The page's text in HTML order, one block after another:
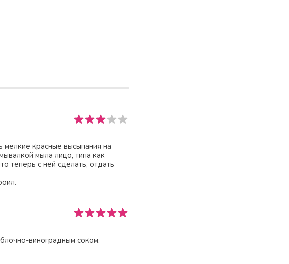
красные высыпания на
мыла лицо, типа как
теперь с ней сделать, отдать
виноградным соком.